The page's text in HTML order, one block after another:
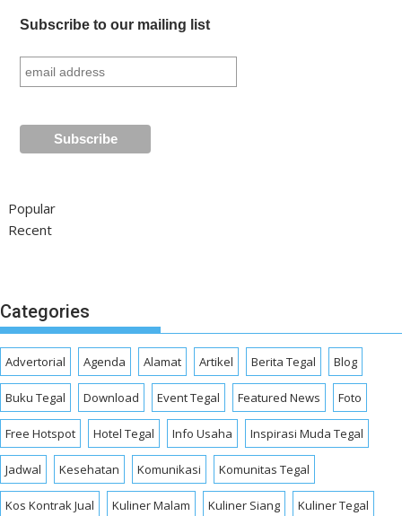
Subscribe to our mailing list
Popular
Recent
Categories
Advertorial Agenda Alamat Artikel Berita Tegal Blog
Buku Tegal Download Event Tegal Featured News Foto
Free Hotspot Hotel Tegal Info Usaha Inspirasi Muda Tegal
Jadwal Kesehatan Komunikasi Komunitas Tegal
Kos Kontrak Jual Kuliner Malam Kuliner Siang Kuliner Tegal